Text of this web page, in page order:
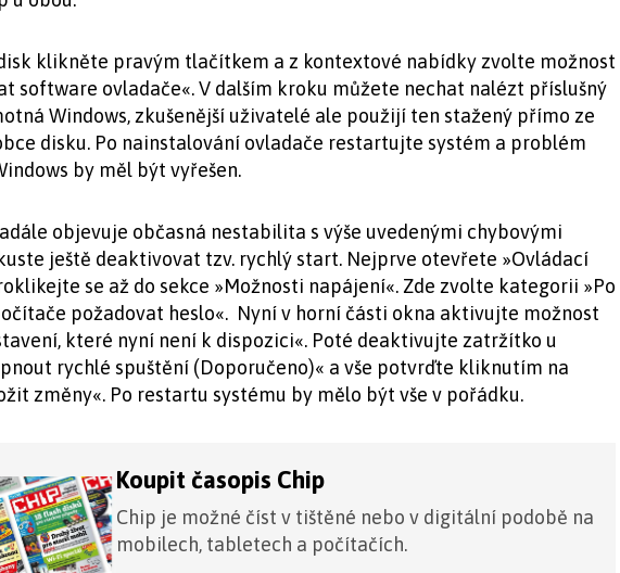
klikněte pravým tlačítkem a z kontextové nabídky zvolte možnost
software ovladače«. V dalším kroku můžete nechat nalézt příslušný
Windows, zkušenější uživatelé ale použijí ten stažený přímo ze
disku. Po nainstalování ovladače restartujte systém a problém
by měl být vyřešen.
objevuje občasná nestabilita s výše uvedenými chybovými
ještě deaktivovat tzv. rychlý start. Nejprve otevřete »Ovládací
se až do sekce »Možnosti napájení«. Zde zvolte kategorii »Po
požadovat heslo«. Nyní v horní části okna aktivujte možnost
které nyní není k dispozici«. Poté deaktivujte zatržítko u
rychlé spuštění (Doporučeno)« a vše potvrďte kliknutím na
změny«. Po restartu systému by mělo být vše v pořádku.
Koupit časopis Chip
Chip je možné číst v tištěné nebo v digitální podobě na
mobilech, tabletech a počítačích.